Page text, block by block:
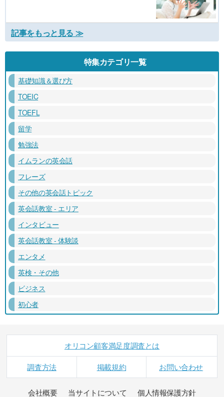
記事をもっと見る ≫
特集カテゴリ一覧
基礎知識＆選び方
TOEIC
TOEFL
留学
勉強法
イムランの英会話
フレーズ
その他の英会話トピック
英会話教室 - エリア
インタビュー
英会話教室 - 体験談
エンタメ
英検・その他
ビジネス
初心者
オリコン顧客満足度調査とは
調査方法 掲載規約 お問い合わせ
会社概要 当サイトについて 個人情報保護方針